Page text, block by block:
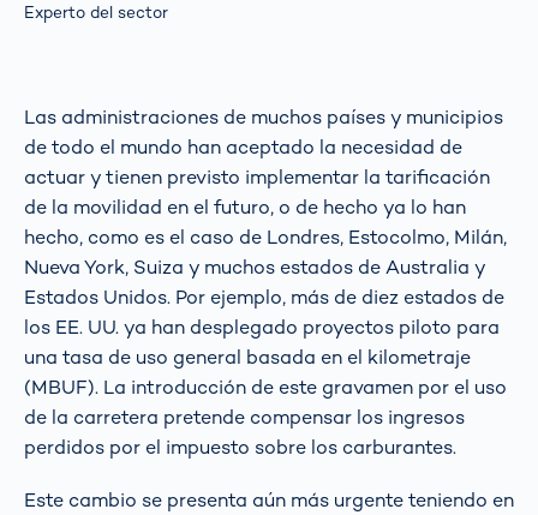
Experto del sector
Las administraciones de muchos países y municipios
de todo el mundo han aceptado la necesidad de
actuar y tienen previsto implementar la tarificación
de la movilidad en el futuro, o de hecho ya lo han
hecho, como es el caso de Londres, Estocolmo, Milán,
Nueva York, Suiza y muchos estados de Australia y
Estados Unidos. Por ejemplo, más de diez estados de
los EE. UU. ya han desplegado proyectos piloto para
una tasa de uso general basada en el kilometraje
(MBUF). La introducción de este gravamen por el uso
de la carretera pretende compensar los ingresos
perdidos por el impuesto sobre los carburantes.
Este cambio se presenta aún más urgente teniendo en